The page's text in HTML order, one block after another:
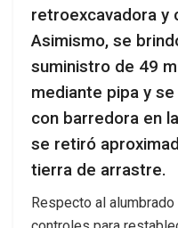
retroexcavadora y
Asimismo, se
suministro de 49
mediante pipa y
con barredora en
se retiró
tierra de arrastre.
Respecto al